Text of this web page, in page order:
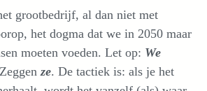
grootbedrijf, al dan niet met
het dogma dat we in 2050 maar
moeten voeden. Let op: We
ze. De tactiek is: als je het